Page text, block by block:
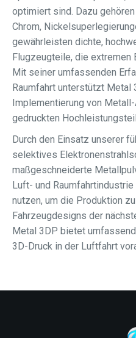
optimiert sind. Dazu
Chrom,
gewährleisten dichte,
Flugzeugteile, die extremen
Mit seiner umfassenden
Raumfahrt unterstützt Metal
Implementierung von
gedruckten
Durch den Einsatz unserer
selektives
maßgeschneiderte
Luft- und
nutzen, um die Produktion
Fahrzeugdesigns der
Metal 3DP bietet
3D-Druck in der Luftfahrt